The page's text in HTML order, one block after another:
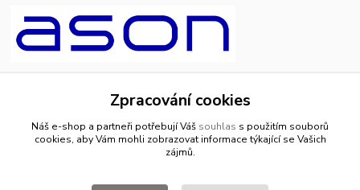
+420 799 500 769
pracovní dny 8-11hod.,13-15hod.
Zpracování cookies
Náš e-shop a partneři potřebují Váš souhlas s použitím souborů
cookies, aby Vám mohli zobrazovat informace týkající se Vašich
zájmů.